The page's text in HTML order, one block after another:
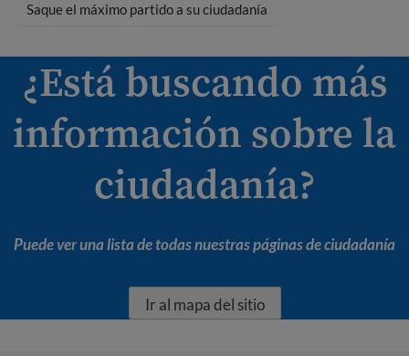
Saque el máximo partido a su ciudadanía
¿Está buscando más
información sobre la
ciudadanía?
Puede ver una lista de todas nuestras páginas de ciudadanía
Ir al mapa del sitio